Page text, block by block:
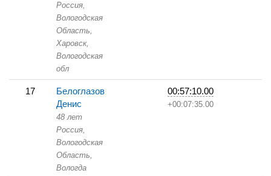
Россия,
Вологодская
Область,
Харовск,
Вологодская
обл
17
Белоглазов
Денис
48 лет
Россия,
Вологодская
Область,
Вологда
00:57:10.00
+00:07:35.00